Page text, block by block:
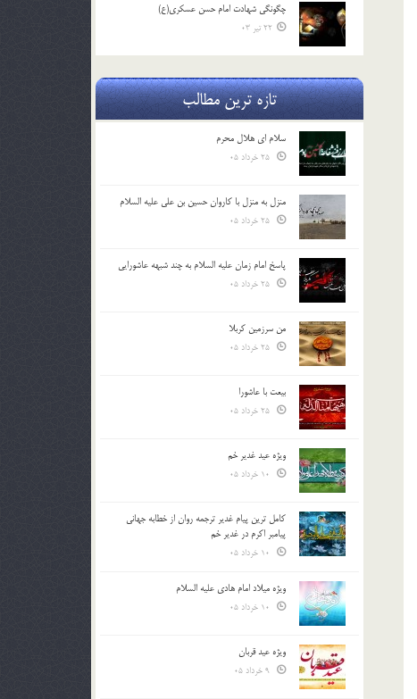
چگونگی شهادت امام حسن عسکری(ع)
22 تیر 03
تازه ترین مطالب
سلام ای هلال محرم
منزل به منزل با کاروان حسین بن علی علیه السلام
پاسخ امام زمان علیه السلام به چند شبهه عاشورایی
من سرزمین کربلا
بیعت با عاشورا
ویژه عید غدیر خم
کامل ترین پیام غدیر ترجمه روان از خطابه جهانی
پیامبر اکرم در غدیر خم
ویژه میلاد امام هادی علیه السلام
ویژه عید قربان